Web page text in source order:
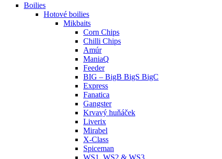
Boilies
Hotové boilies
Mikbaits
Corn Chips
Chilli Chips
Amúr
ManiaQ
Feeder
BIG – BigB BigS BigC
Express
Fanatica
Gangster
Krvavý huňáček
Liverix
Mirabel
X-Class
Spiceman
WS1, WS2 & WS3